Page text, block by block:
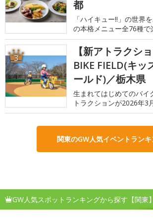
都
「ハイキュー!!」の世界
の本格メニュー全76種で
3
【新アトラクシ
BIKE FIELD(キッ
ールド)／栃木県
生まれてはじめてのバイ
トラクションが2026年3
関東のGW人気イベントラン
GW人気スポットランキングから探す【関東】